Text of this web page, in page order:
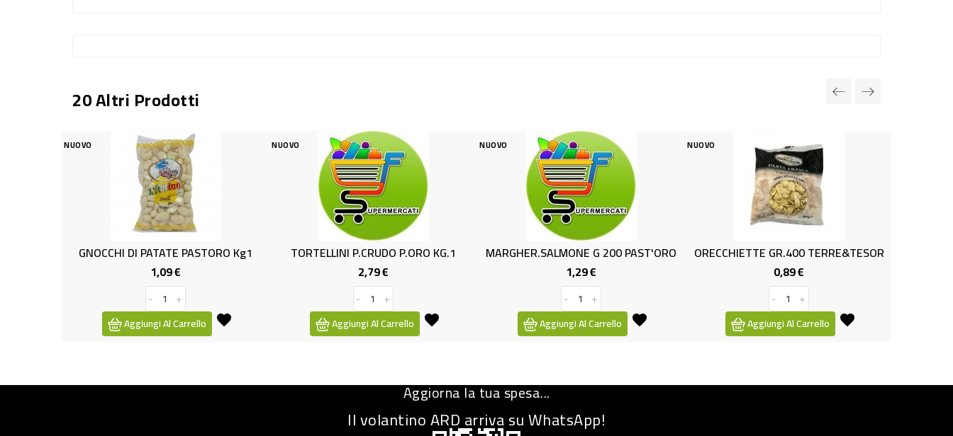
20 Altri Prodotti
DI PATATE PASTORO Kg1
NUOVO
TORTELLINI P.CRUDO P.ORO KG.1
Aggiungi Al Carrello
NUOVO
MARGHER.SALMONE G 200 PAST'ORO
Aggiungi Al Carrello
NUOVO
ORECCHIETTE GR.400 TERRE&TESOR
Aggiungi Al Carrello
NUOVO
FUSILLI GR.400
Aggiungi Al Carrello
Aggiorna la tua spesa...
Il volantino ARD arriva su WhatsApp!